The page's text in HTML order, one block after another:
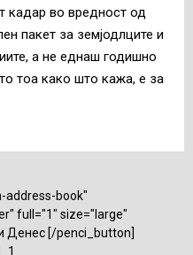
кадар во вредност од
пакет за земјодлците и
а не еднаш годишно
тоа како што кажа, е за
address-book"
full="1" size="large"
Денес [/penci_button]